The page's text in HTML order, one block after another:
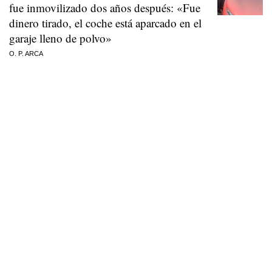
fue inmovilizado dos años después: «Fue
dinero tirado, el coche está aparcado en el
garaje lleno de polvo»
O. P. ARCA